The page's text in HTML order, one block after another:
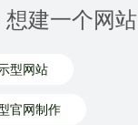
想建一个网站
型网站
官网制作